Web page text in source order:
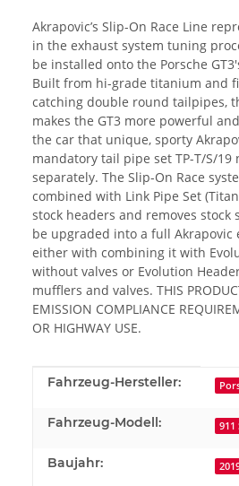
Akrapovic’s Slip-On Race Line
in the exhaust system tuning
be installed onto the Porsche
Built from hi-grade titanium and
catching double round tailpipes,
makes the GT3 more powerful
the car that unique, sporty
mandatory tail pipe set TP-T/S/19
separately. The Slip-On Race
combined with Link Pipe Set
stock headers and removes stock
be upgraded into a full Akrapovic
either with combining it with
without valves or Evolution
mufflers and valves. THIS
EMISSION COMPLIANCE
OR HIGHWAY USE.
Produkteigenschaft
Wert
Fahrzeug-Hersteller:
Fahrzeug-Modell: 911
Baujahr: